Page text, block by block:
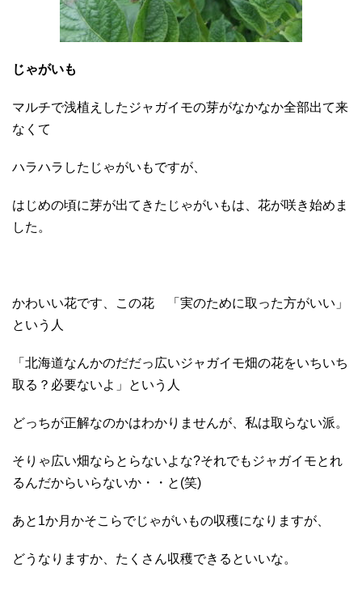
じゃがいも
マルチで浅植えしたジャガイモの芽がなかなか全部出て来
なくて
ハラハラしたじゃがいもですが、
はじめの頃に芽が出てきたじゃがいもは、花が咲き始めま
した。
かわいい花です、この花 「実のために取った方がいい」
という人
「北海道なんかのだだっ広いジャガイモ畑の花をいちいち
取る？必要ないよ」という人
どっちが正解なのかはわかりませんが、私は取らない派。
そりゃ広い畑ならとらないよな?それでもジャガイモとれ
るんだからいらないか・・と(笑)
あと1か月かそこらでじゃがいもの収穫になりますが、
どうなりますか、たくさん収穫できるといいな。